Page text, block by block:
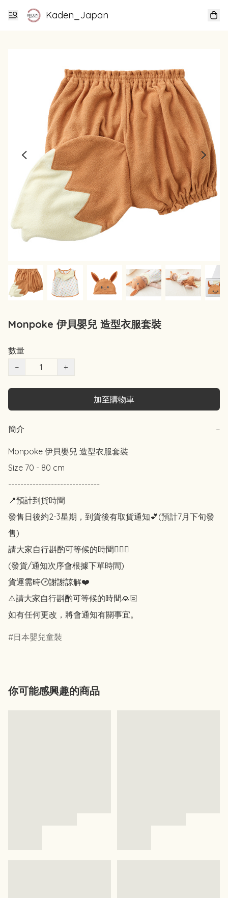
Kaden_Japan
Monpoke 伊貝嬰兒 造型衣服套裝
數量
−
+
加至購物車
簡介 −
Monpoke 伊貝嬰兒 造型衣服套裝
Size 70 - 80 cm
------------------------------
📍預計到貨時間
發售日後約2-3星期，到貨後有取貨通知💕(預計7月下旬發
售)
請大家自行斟酌可等候的時間🙇🏻‍♀️
(發貨/通知次序會根據下單時間)
貨運需時🕑謝謝諒解❤️
⚠️請大家自行斟酌可等候的時間🙏🏻
如有任何更改，將會通知有關事宜。
日本嬰兒童裝
你可能感興趣的商品